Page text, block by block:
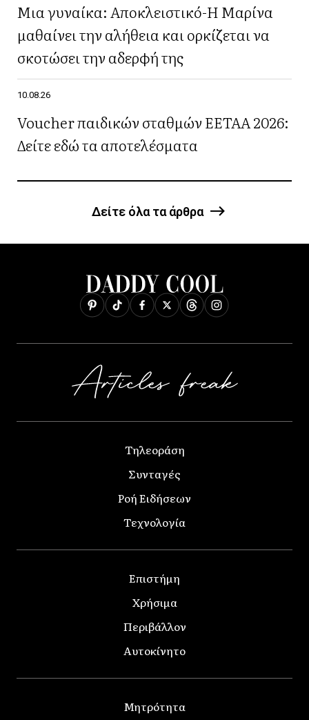
Μια γυναίκα: Αποκλειστικό-Η Μαρίνα
μαθαίνει την αλήθεια και ορκίζεται να
σκοτώσει την αδερφή της
10.08.26
Voucher παιδικών σταθμών ΕΕΤΑΑ 2026:
Δείτε εδώ τα αποτελέσματα
Δείτε όλα τα άρθρα
Τηλεοράση
Συνταγές
Ροή Ειδήσεων
Τεχνολογία
Επιστήμη
Χρήσιμα
Περιβάλλον
Αυτοκίνητο
Μητρότητα